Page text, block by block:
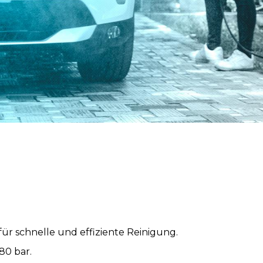
schnelle und effiziente Reinigung.
bar.